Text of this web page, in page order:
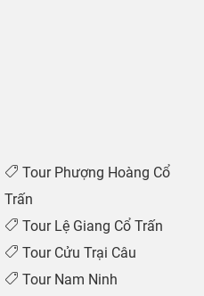
Tour Phượng Hoàng Cổ
Trấn
Tour Lệ Giang Cổ Trấn
Tour Cửu Trại Câu
Tour Nam Ninh